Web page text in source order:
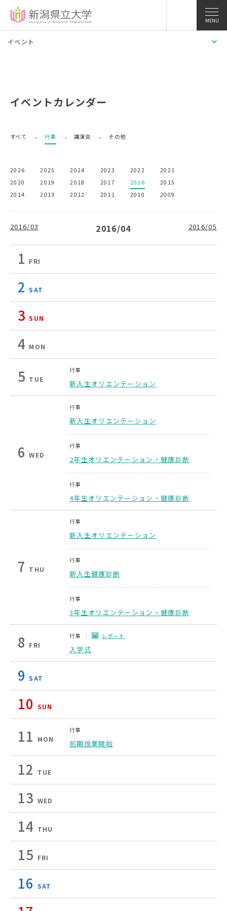
MENU
イベント
イベントカレンダー
すべて 行事 講演会 その他
2026 2025 2024 2023 2022
2021
2020
2019 2018 2017 2016
2015
2014
2013 2012 2011 2010 2009
2016/03 2016/05
2016/04
1 FRI
2 SAT
3 SUN
4 MON
5 TUE
行事
新入生オリエンテーション
6 WED
行事
新入生オリエンテーション
行事
2年生オリエンテーション・健康診断
行事
4年生オリエンテーション・健康診断
7 THU
行事
新入生オリエンテーション
行事
新入生健康診断
行事
3年生オリエンテーション・健康診断
8 FRI
行事 レポート
入学式
9 SAT
10 SUN
11 MON
行事
前期授業開始
12 TUE
13 WED
14 THU
15 FRI
16 SAT